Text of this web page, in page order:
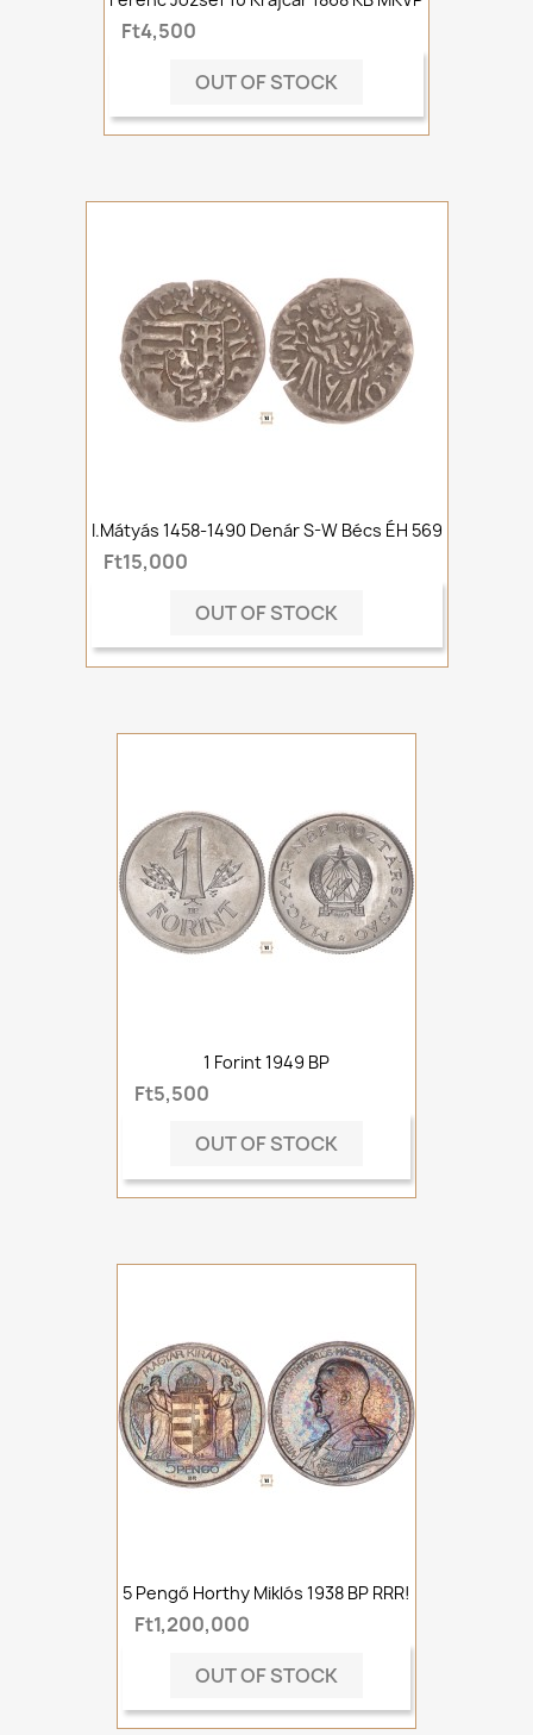
Ft4,500
OUT OF STOCK
I.Mátyás 1458-1490 Denár S-W Bécs ÉH 569
Ft15,000
OUT OF STOCK
1 Forint 1949 BP
Ft5,500
OUT OF STOCK
5 Pengő Horthy Miklós 1938 BP RRR!
Ft1,200,000
OUT OF STOCK